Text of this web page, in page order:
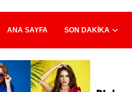
ANA SAYFA SON DAKIKA